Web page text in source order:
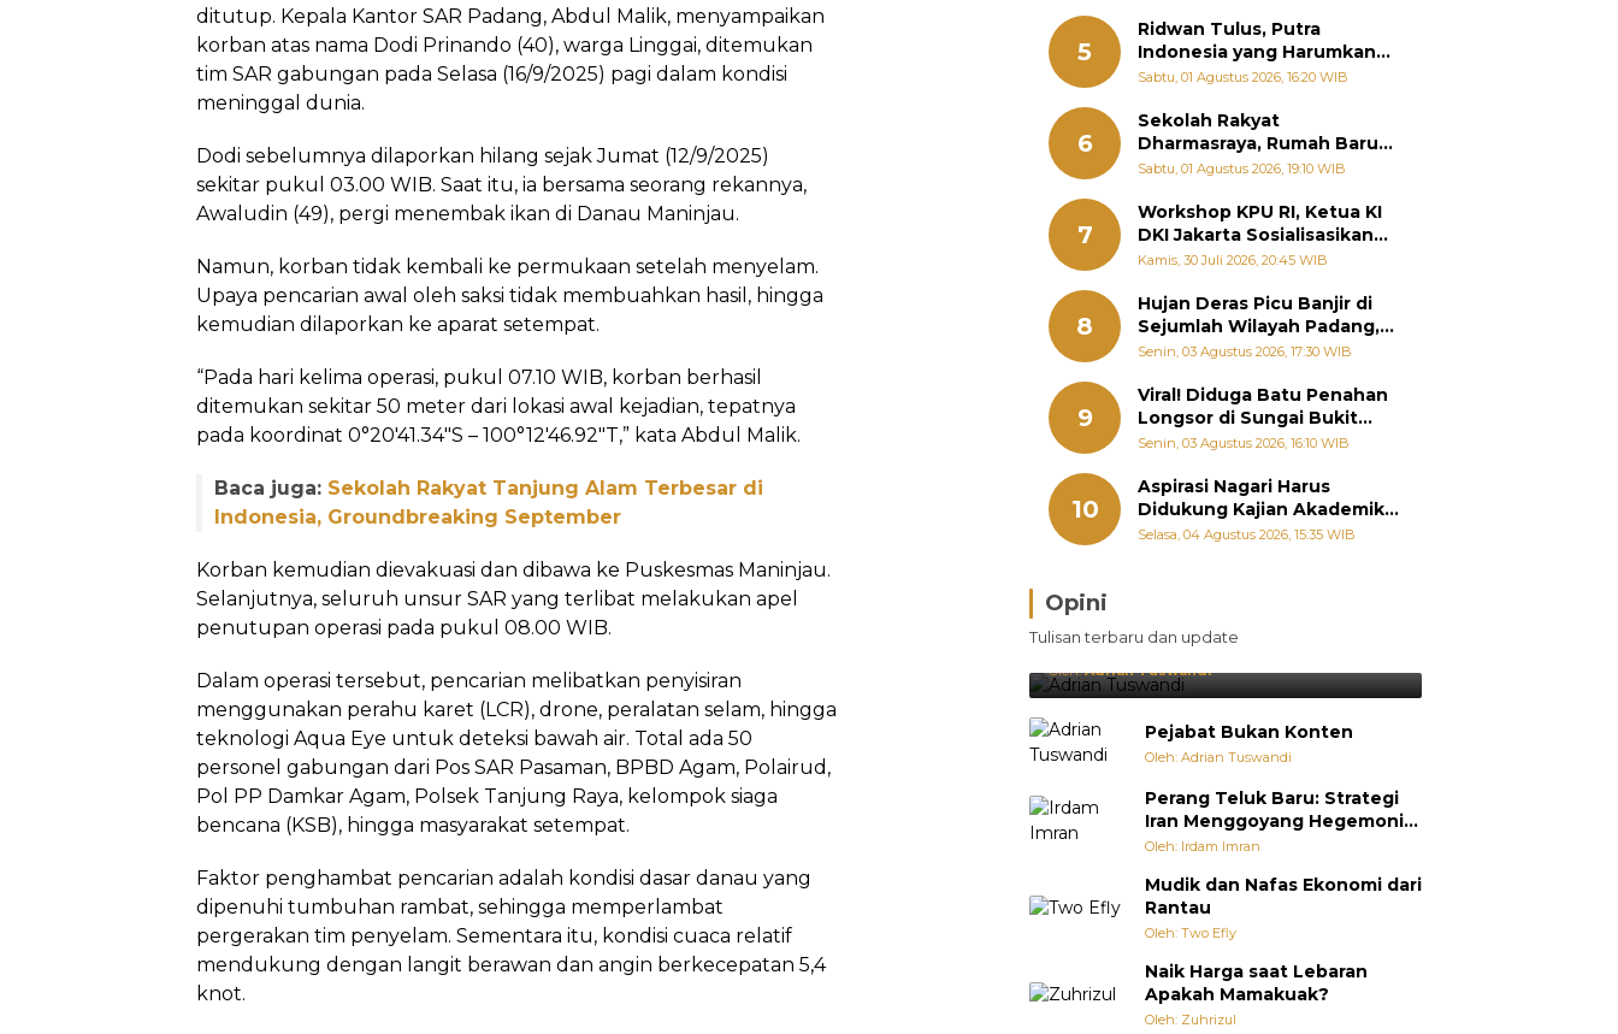
ditutup. Kepala Kantor SAR Padang, Abdul Malik, menyampaikan
korban atas nama Dodi Prinando (40), warga Linggai, ditemukan
tim SAR gabungan pada Selasa (16/9/2025) pagi dalam kondisi
meninggal dunia.
Dodi sebelumnya dilaporkan hilang sejak Jumat (12/9/2025)
sekitar pukul 03.00 WIB. Saat itu, ia bersama seorang rekannya,
Awaludin (49), pergi menembak ikan di Danau Maninjau.
Namun, korban tidak kembali ke permukaan setelah menyelam.
Upaya pencarian awal oleh saksi tidak membuahkan hasil, hingga
kemudian dilaporkan ke aparat setempat.
“Pada hari kelima operasi, pukul 07.10 WIB, korban berhasil
ditemukan sekitar 50 meter dari lokasi awal kejadian, tepatnya
pada koordinat 0°20'41.34"S – 100°12'46.92"T,” kata Abdul Malik.
Baca juga: Sekolah Rakyat Tanjung Alam Terbesar di
Indonesia, Groundbreaking September
Korban kemudian dievakuasi dan dibawa ke Puskesmas Maninjau.
Selanjutnya, seluruh unsur SAR yang terlibat melakukan apel
penutupan operasi pada pukul 08.00 WIB.
Dalam operasi tersebut, pencarian melibatkan penyisiran
menggunakan perahu karet (LCR), drone, peralatan selam, hingga
teknologi Aqua Eye untuk deteksi bawah air. Total ada 50
personel gabungan dari Pos SAR Pasaman, BPBD Agam, Polairud,
Pol PP Damkar Agam, Polsek Tanjung Raya, kelompok siaga
bencana (KSB), hingga masyarakat setempat.
Faktor penghambat pencarian adalah kondisi dasar danau yang
dipenuhi tumbuhan rambat, sehingga memperlambat
pergerakan tim penyelam. Sementara itu, kondisi cuaca relatif
mendukung dengan langit berawan dan angin berkecepatan 5,4
knot.
5
Ridwan Tulus, Putra
Indonesia yang Harumkan
Nama Bangsa hingga
Jepang
Sabtu, 01 Agustus 2026, 16:20 WIB
6
Sekolah Rakyat
Dharmasraya, Rumah Baru
268 Anak Menggapai Mimpi
Kemiskinan
Sabtu, 01 Agustus 2026, 19:10 WIB
7
Workshop KPU RI, Ketua KI
DKI Jakarta Sosialisasikan
Hukum Acara Penyelesaian
Kamis, 30 Juli 2026, 20:45 WIB
8
Hujan Deras Picu Banjir di
Sejumlah Wilayah Padang,
Fadly Amran Perintahkan
Senin, 03 Agustus 2026, 17:30 WIB
9
Viral! Diduga Batu Penahan
Longsor di Sungai Bukit
Nago Padang Diambil, Warga
Senin, 03 Agustus 2026, 16:10 WIB
10
Aspirasi Nagari Harus
Didukung Kajian Akademik,
Zigo Rolanda: Agar Mudah
Selasa, 04 Agustus 2026, 15:35 WIB
Opini
Tulisan terbaru dan update
Brasil Lebih Diunggulkan, tetapi
Jepang Selalu Punya Cara Membuat
Kejutan
Oleh:Adrian Tuswandi
Pejabat Bukan Konten
Oleh: Adrian Tuswandi
Perang Teluk Baru: Strategi
Iran Menggoyang Hegemoni
AS dari Dalam
Oleh: Irdam Imran
Mudik dan Nafas Ekonomi dari
Rantau
Oleh: Two Efly
Naik Harga saat Lebaran
Apakah Mamakuak?
Oleh: Zuhrizul